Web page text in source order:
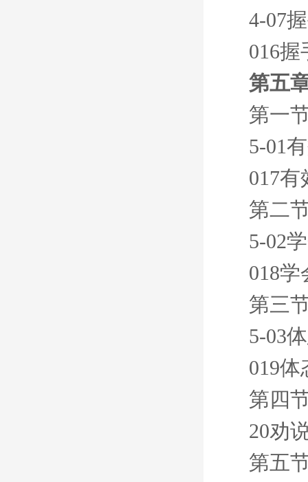
4-07
016
第五
第一
5-01
017有
第二
5-02
018学
第三
5-03
019体
第四
20劝
第五